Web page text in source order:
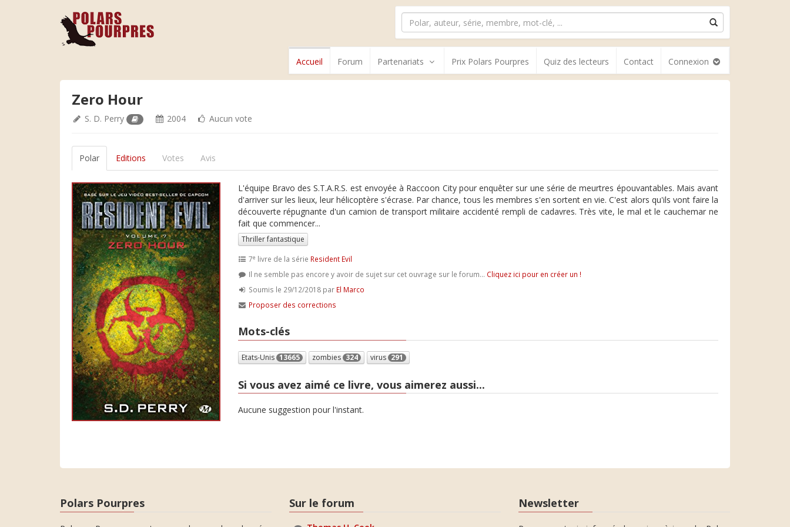
Accueil Forum Partenariats Prix Polars Pourpres Quiz des lecteurs Contact Connexion
Zero Hour
S. D. Perry 2004 Aucun vote
Polar Editions Votes Avis
L'équipe Bravo des S.T.A.R.S. est envoyée à Raccoon City pour enquêter sur une série de meurtres épouvantables. Mais avant
d'arriver sur les lieux, leur hélicoptère s'écrase. Par chance, tous les membres s'en sortent en vie. C'est alors qu'ils vont faire la
découverte répugnante d'un camion de transport militaire accidenté rempli de cadavres. Très vite, le mal et le cauchemar ne
fait que commencer...
Thriller fantastique
7e livre de la série Resident Evil
Il ne semble pas encore y avoir de sujet sur cet ouvrage sur le forum... Cliquez ici pour en créer un !
Soumis le 29/12/2018 par El Marco
Proposer des corrections
Mots-clés
Etats-Unis 13665 zombies 324 virus 291
Si vous avez aimé ce livre, vous aimerez aussi...
Aucune suggestion pour l'instant.
Polars Pourpres Sur le forum Newsletter